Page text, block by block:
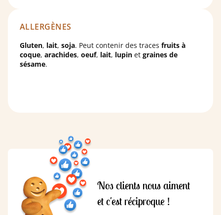
ALLERGÈNES
Gluten, lait, soja. Peut contenir des traces fruits à
coque, arachides, oeuf, lait, lupin et graines de
sésame.
Nos clients nous aiment
et c'est réciproque !